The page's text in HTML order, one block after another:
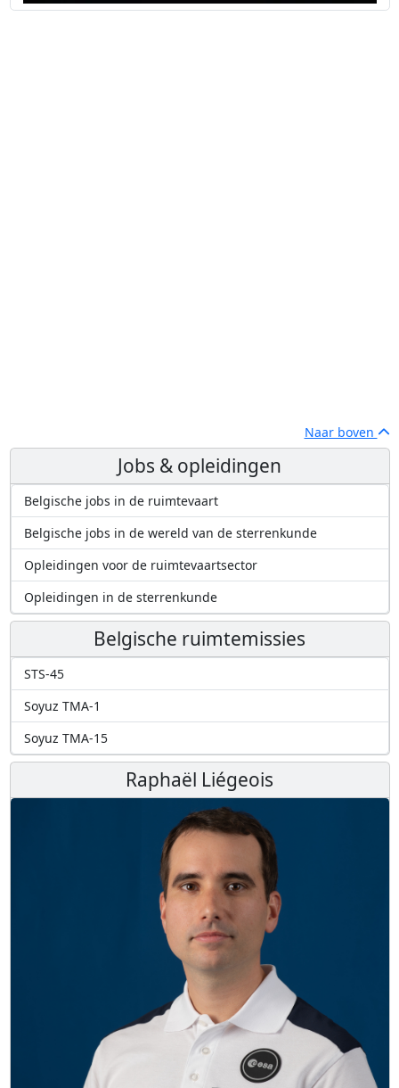
Naar boven
Jobs & opleidingen
Belgische jobs in de ruimtevaart
Belgische jobs in de wereld van de sterrenkunde
Opleidingen voor de ruimtevaartsector
Opleidingen in de sterrenkunde
Belgische ruimtemissies
STS-45
Soyuz TMA-1
Soyuz TMA-15
Raphaël Liégeois